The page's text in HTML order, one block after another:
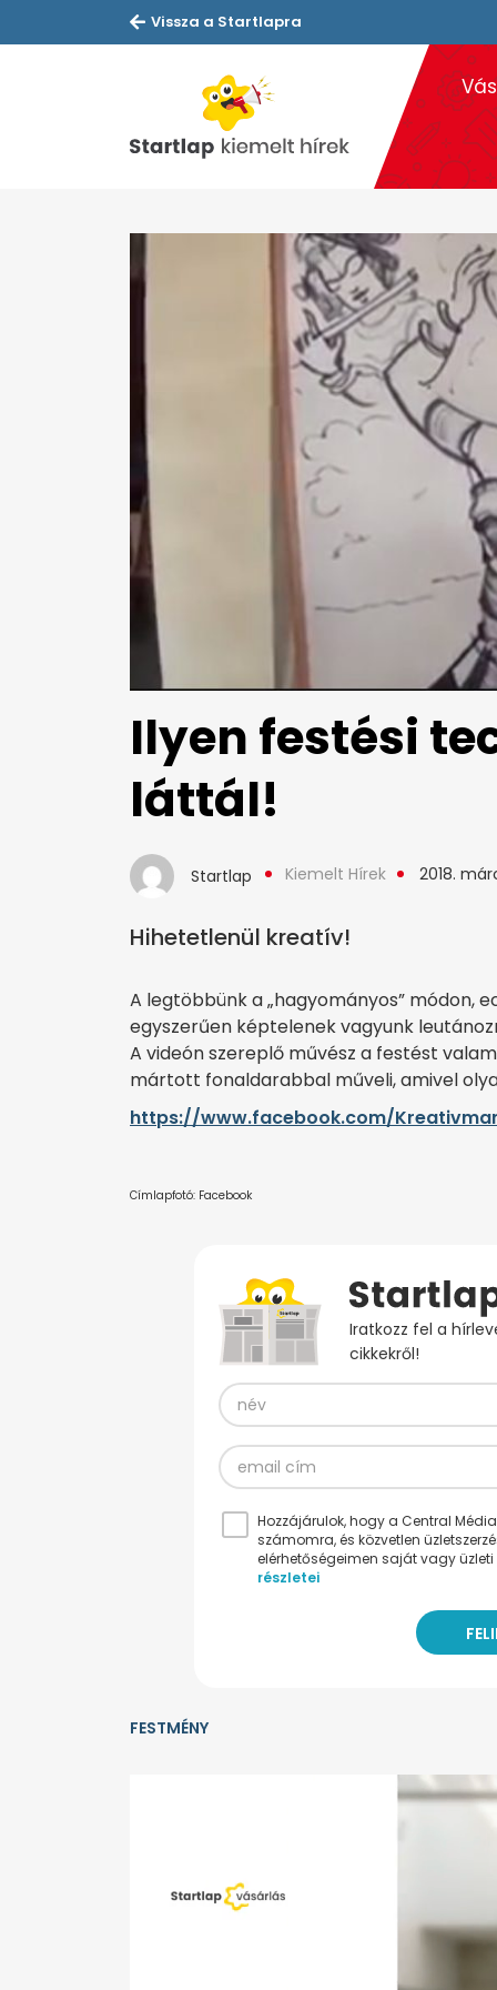
Vissza a Startlapra
Ilyen festési
láttál!
Startlap Kiemelt Hírek 2018.
Hihetetlenül kreatív!
A legtöbbünk a „hagyományos” módon,
egyszerűen képtelenek vagyunk
A videón szereplő művész a festést
mártott fonaldarabbal műveli, amivel
https://www.facebook.com/
Címlapfotó: Facebook
Iratkozz fel a
cikkekről!
Hozzájárulok, hogy a Central
számomra, és közvetlen
elérhetőségeimen saját vagy
részletei
FESTMÉNY